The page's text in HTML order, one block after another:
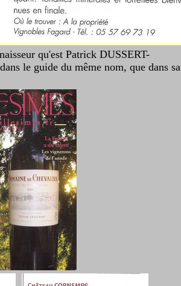
qu'est Patrick DUSSERT-
le guide du même nom, que dans sa